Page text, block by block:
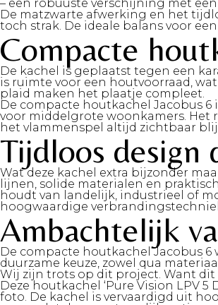
– een robuuste verschijning met
De matzwarte afwerking en het
toch strak. De ideale balans voor
Compacte
De kachel is geplaatst tegen een
is ruimte voor een houtvoorraad,
plaid maken het plaatje compleet.
De compacte houtkachel Jacobus
voor middelgrote woonkamers. Het
het vlammenspel altijd zichtbaar
Tijdloos design
Wat deze kachel extra bijzonder
lijnen, solide materialen en
houdt van landelijk, industrieel of
hoogwaardige
Ambachtelijk
De compacte houtkachel Jacobus
duurzame keuze, zowel qua
Wij zijn trots op dit project. Want dit
Deze houtkachel ‘Pure Vision LPV
foto. De kachel is vervaardigd uit